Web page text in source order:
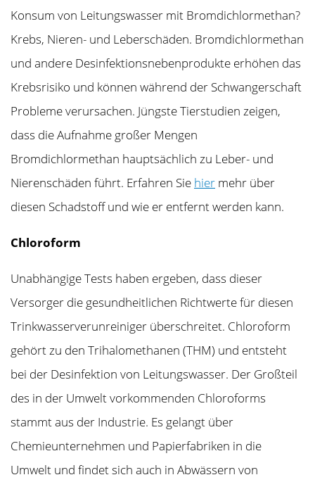
Konsum von Leitungswasser mit Bromdichlormethan?
Krebs, Nieren- und Leberschäden. Bromdichlormethan
und andere Desinfektionsnebenprodukte erhöhen das
Krebsrisiko und können während der Schwangerschaft
Probleme verursachen. Jüngste Tierstudien zeigen,
dass die Aufnahme großer Mengen
Bromdichlormethan hauptsächlich zu Leber- und
Nierenschäden führt. Erfahren Sie hier mehr über
diesen Schadstoff und wie er entfernt werden kann.
Chloroform
Unabhängige Tests haben ergeben, dass dieser
Versorger die gesundheitlichen Richtwerte für diesen
Trinkwasserverunreiniger überschreitet. Chloroform
gehört zu den Trihalomethanen (THM) und entsteht
bei der Desinfektion von Leitungswasser. Der Großteil
des in der Umwelt vorkommenden Chloroforms
stammt aus der Industrie. Es gelangt über
Chemieunternehmen und Papierfabriken in die
Umwelt und findet sich auch in Abwässern von